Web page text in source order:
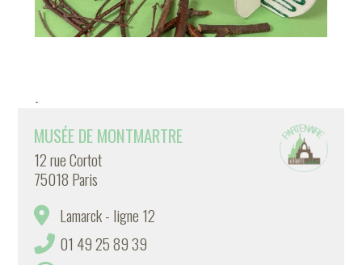
-
MUSÉE DE MONTMARTRE
12 rue Cortot
75018 Paris
Lamarck - ligne 12
01 49 25 89 39